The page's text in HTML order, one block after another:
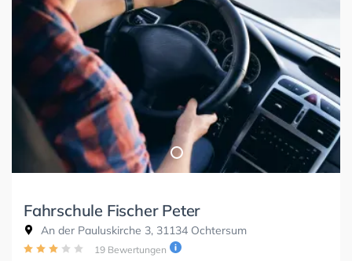
Fahrschule Fischer Peter
An der Pauluskirche 3, 31134 Ochtersum
19 Bewertungen